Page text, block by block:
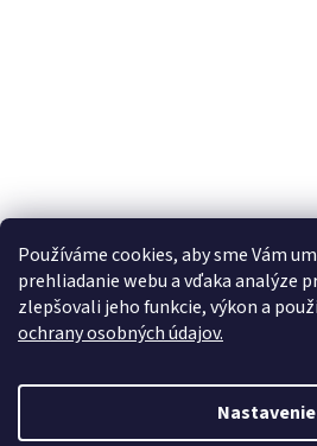
Používáme cookies, aby sme Vám
prehliadanie webu a vďaka analýze
zlepšovali jeho funkcie, výkon a
ochrany osobných údajov.
Nastavenie